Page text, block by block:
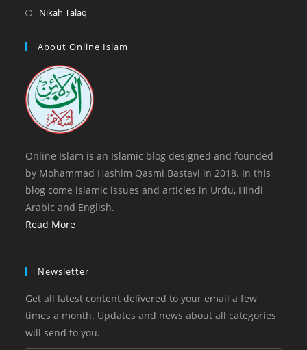
tab
in
new
Nikah Talaq
a
tab
About Online Islam
Online Islam is an Islamic blog designed and founded
by Mohammad Hashim Qasmi Bastavi in 2018. In this
blog come islamic issues and articles in Urdu, Hindi
Arabic and English.
Read More
Newsletter
Get all latest content delivered to your email a few
times a month. Updates and news about all categories
will send to you.